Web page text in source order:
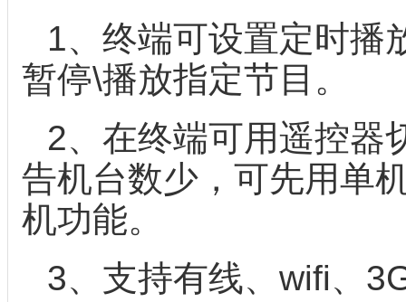
1、终端可设置定时播
暂停\播放指定节目。
2、在终端可用遥控器
告机台数少，可先用单
机功能。
3、支持有线、wifi、